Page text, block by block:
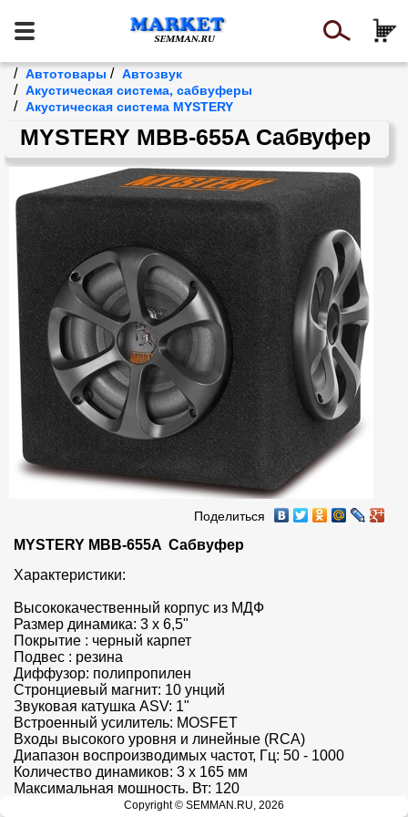
/ Автотовары / Автозвук
/ Акустическая система, сабвуферы
/ Акустическая система MYSTERY
MYSTERY MBB-655A Сабвуфер
Поделиться
MYSTERY MBB-655A  Сабвуфер
Характеристики:
Высококачественный корпус из МДФ
Размер динамика: 3 х 6,5"
Покрытие : черный карпет
Подвес : резина
Диффузор: полипропилен
Стронциевый магнит: 10 унций
Звуковая катушка ASV: 1"
Встроенный усилитель: MOSFET
Входы высокого уровня и линейные (RCA)
Диапазон воспроизводимых частот, Гц: 50 - 1000
Количество динамиков: 3 х 165 мм
Максимальная мощность, Вт: 120
Номинальная мощность, Вт: 60
Copyright © SEMMAN.RU, 2026